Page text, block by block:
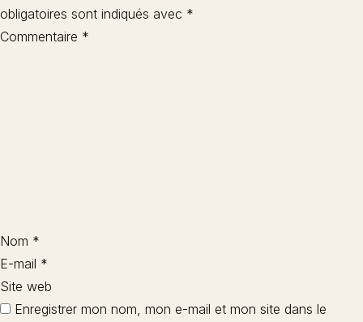
obligatoires sont indiqués avec *
Commentaire *
Nom *
E-mail *
Site web
Enregistrer mon nom, mon e-mail et mon site dans le